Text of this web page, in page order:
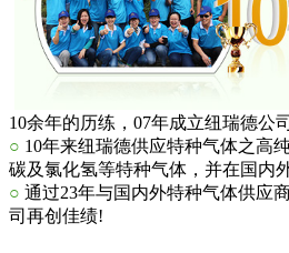
10余年的历练，07年成立纽瑞德公司
○ 10年来纽瑞德供应特种气体之高
碳及氯化氢等特种气体，并在国内
○ 通过23年与国内外特种气体供应
司再创佳绩!